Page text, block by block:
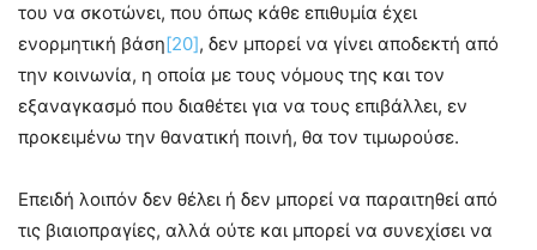
του να σκοτώνει, που όπως κάθε επιθυμία έχει
ενορμητική βάση[20], δεν μπορεί να γίνει αποδεκτή από
την κοινωνία, η οποία με τους νόμους της και τον
εξαναγκασμό που διαθέτει για να τους επιβάλλει, εν
προκειμένω την θανατική ποινή, θα τον τιμωρούσε.
Επειδή λοιπόν δεν θέλει ή δεν μπορεί να παραιτηθεί από
τις βιαιοπραγίες, αλλά ούτε και μπορεί να συνεχίσει να